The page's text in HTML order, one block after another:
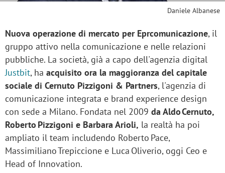
Daniele Albanese
Nuova operazione di mercato per Eprcomunicazione, il
gruppo attivo nella comunicazione e nelle relazioni
pubbliche. La società, già a capo dell'agenzia digital
Justbit, ha acquisito ora la maggioranza del capitale
sociale di Cernuto Pizzigoni & Partners, l'agenzia di
comunicazione integrata e brand experience design
con sede a Milano. Fondata nel 2009 da Aldo Cernuto,
Roberto Pizzigoni e Barbara Arioli, la realtà ha poi
ampliato il team includendo Roberto Pace,
Massimiliano Trepiccione e Luca Oliverio, oggi Ceo e
Head of Innovation.